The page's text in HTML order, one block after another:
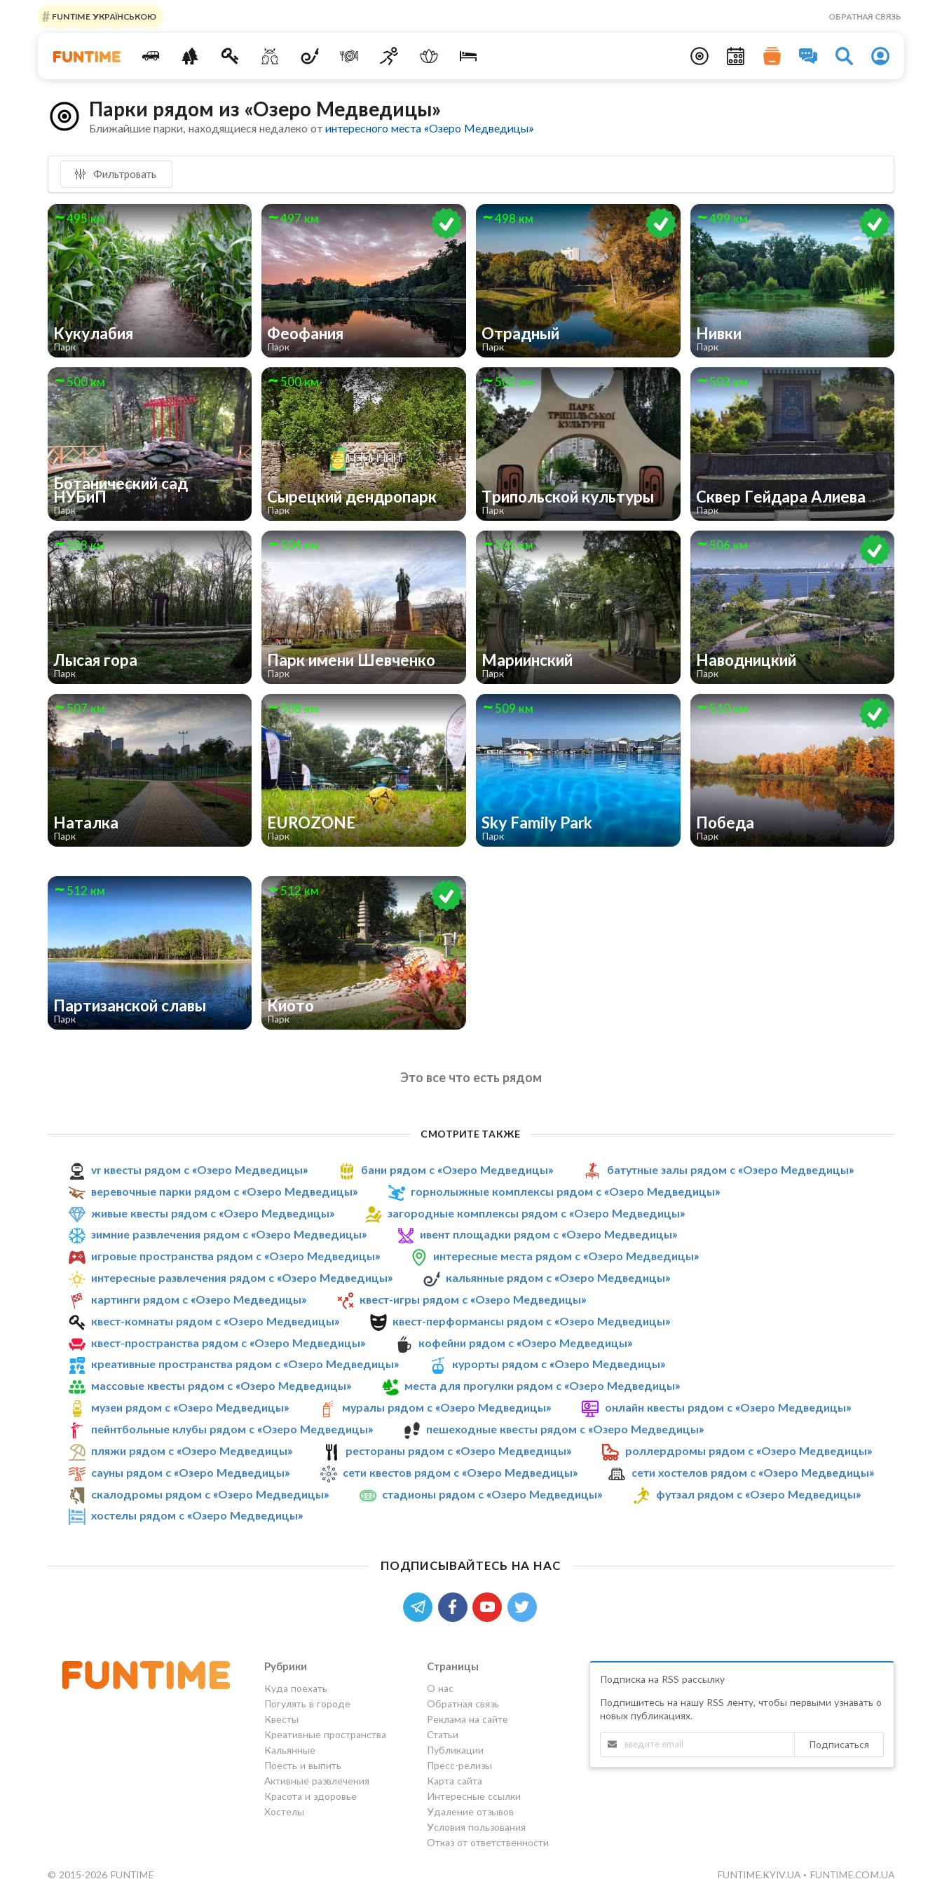
FUNTIME УКРАЇНСЬКОЮ ОБРАТНАЯ СВЯЗЬ
Парки рядом из «Озеро Медведицы»
Ближайшие парки, находящиеся недалеко отинтересного места «Озеро Медведицы»
Фильтровать
495 км
Кукулабия
Парк
497 км
Феофания
Парк
498 км
Отрадный
Парк
499 км
Нивки
Парк
500 км
Ботанический сад
НУБиП
Парк
500 км
Сырецкий дендропарк
Парк
502 км
Трипольской культуры
Парк
503 км
Сквер Гейдара Алиева
Парк
503 км
Лысая гора
Парк
504 км
Парк имени Шевченко
Парк
505 км
Мариинский
Парк
506 км
Наводницкий
Парк
507 км
Наталка
Парк
508 км
EUROZONE
Парк
509 км
Sky Family Park
Парк
510 км
Победа
Парк
512 км
Партизанской славы
Парк
512 км
Киото
Парк
Это все что есть рядом
СМОТРИТЕ ТАКЖЕ
vr квесты рядом с «Озеро Медведицы» бани рядом с «Озеро Медведицы»
батутные залы рядом с «Озеро Медведицы»
веревочные парки рядом с «Озеро Медведицы»
горнолыжные комплексы рядом с «Озеро Медведицы»
живые квесты рядом с «Озеро Медведицы»
загородные комплексы рядом с «Озеро Медведицы»
зимние развлечения рядом с «Озеро Медведицы»
ивент площадки рядом с «Озеро Медведицы»
игровые пространства рядом с «Озеро Медведицы»
интересные места рядом с «Озеро Медведицы»
интересные развлечения рядом с «Озеро Медведицы»
кальянные рядом с «Озеро Медведицы»
картинги рядом с «Озеро Медведицы»
квест-игры рядом с «Озеро Медведицы»
квест-комнаты рядом с «Озеро Медведицы»
квест-перформансы рядом с «Озеро Медведицы»
квест-пространства рядом с «Озеро Медведицы»
кофейни рядом с «Озеро Медведицы»
креативные пространства рядом с «Озеро Медведицы»
курорты рядом с «Озеро Медведицы»
массовые квесты рядом с «Озеро Медведицы»
места для прогулки рядом с «Озеро Медведицы»
музеи рядом с «Озеро Медведицы»
муралы рядом с «Озеро Медведицы»
онлайн квесты рядом с «Озеро Медведицы»
пейнтбольные клубы рядом с «Озеро Медведицы»
пешеходные квесты рядом с «Озеро Медведицы»
пляжи рядом с «Озеро Медведицы»
рестораны рядом с «Озеро Медведицы»
роллердромы рядом с «Озеро Медведицы»
сауны рядом с «Озеро Медведицы»
сети квестов рядом с «Озеро Медведицы»
сети хостелов рядом с «Озеро Медведицы»
скалодромы рядом с «Озеро Медведицы»
стадионы рядом с «Озеро Медведицы»
футзал рядом с «Озеро Медведицы»
хостелы рядом с «Озеро Медведицы»
ПОДПИСЫВАЙТЕСЬ НА НАС
Рубрики
Куда поехать
Погулять в городе
Квесты
Креативные пространства
Кальянные
Поесть и выпить
Активные развлечения
Красота и здоровье
Хостелы
Страницы
О нас
Обратная связь
Реклама на сайте
Статьи
Публикации
Пресс-релизы
Карта сайта
Интересные ссылки
Удаление отзывов
Условия пользования
Отказ от ответственности
Подписка на RSS рассылку
Подпишитесь на нашу RSS ленту, чтобы первыми узнавать о
новых публикациях.
Подписаться
© 2015-2026 FUNTIME FUNTIME.KYIV.UA • FUNTIME.COM.UA